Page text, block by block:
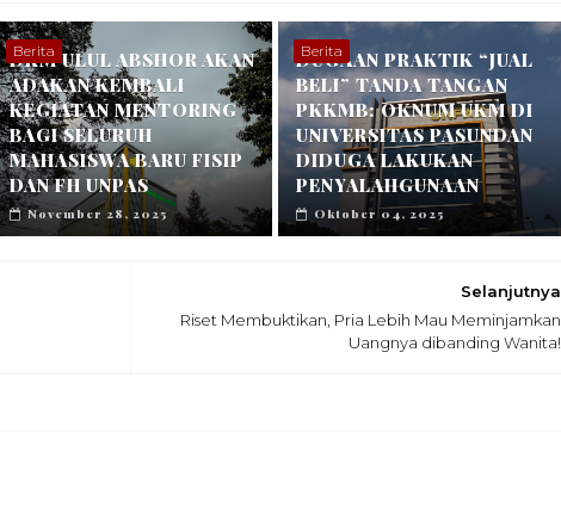
Berita
DKM ULUL ABSHOR AKAN
ADAKAN KEMBALI
KEGIATAN MENTORING
BAGI SELURUH
MAHASISWA BARU FISIP
DAN FH UNPAS
November 28, 2025
Berita
DUGAAN PRAKTIK “JUAL
BELI” TANDA TANGAN
PKKMB: OKNUM UKM DI
UNIVERSITAS PASUNDAN
DIDUGA LAKUKAN
PENYALAHGUNAAN
Oktober 04, 2025
Selanjutnya
Riset Membuktikan, Pria Lebih Mau Meminjamkan
Uangnya dibanding Wanita!